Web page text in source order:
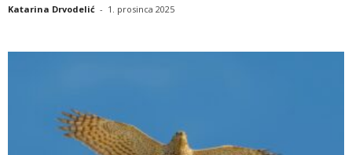
Katarina Drvodelić - 1. prosinca 2025